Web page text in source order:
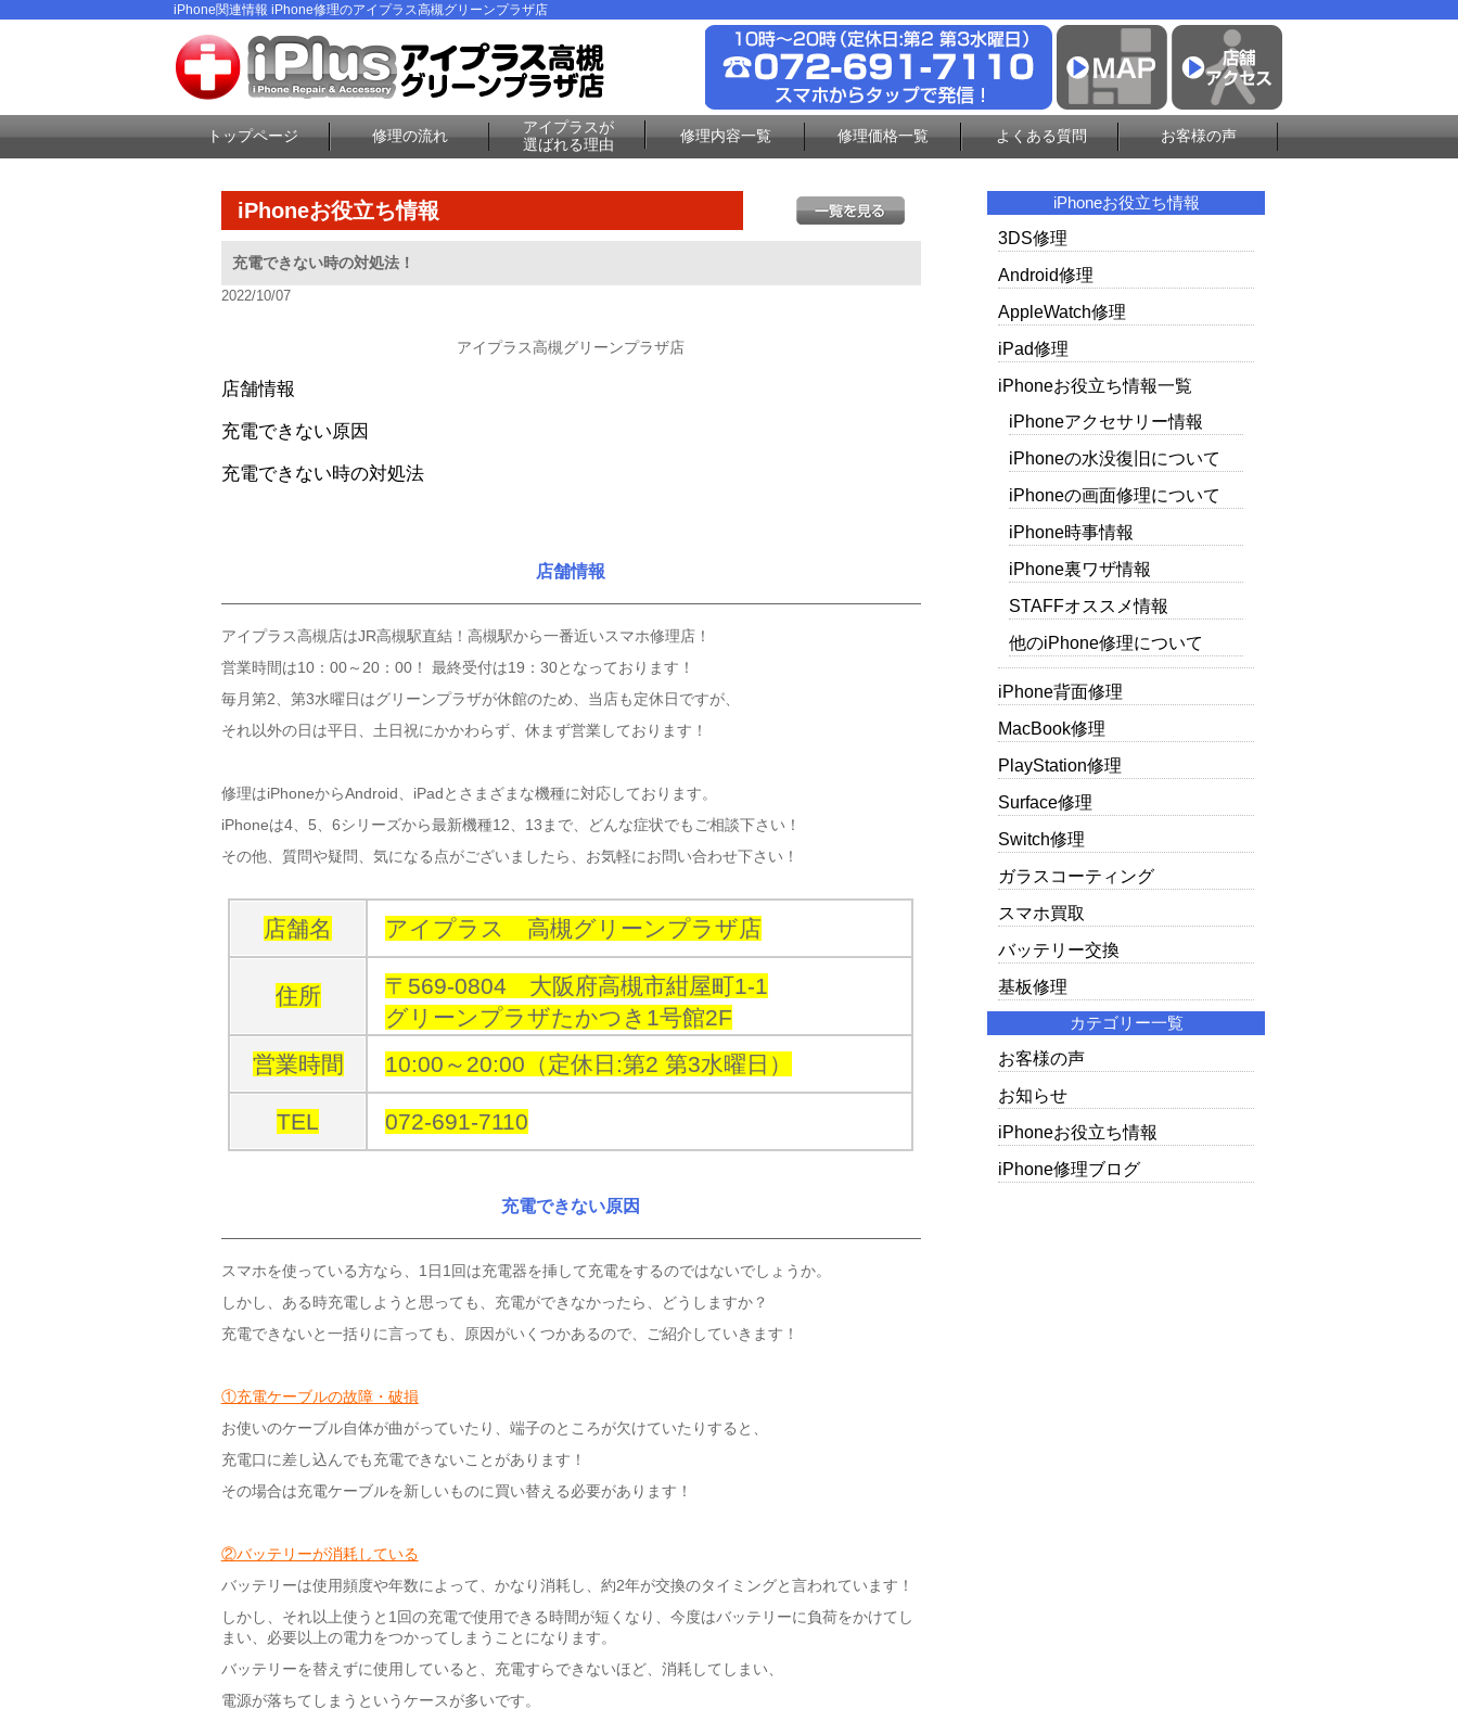
iPhone関連情報 iPhone修理のアイプラス高槻グリーンプラザ店
トップページ 修理の流れ
アイプラスが
選ばれる理由
修理内容一覧 修理価格一覧 よくある質問 お客様の声
iPhoneお役立ち情報
充電できない時の対処法！
2022/10/07
アイプラス高槻グリーンプラザ店
店舗情報
充電できない原因
充電できない時の対処法
店舗情報
アイプラス高槻店はJR高槻駅直結！高槻駅から一番近いスマホ修理店！
営業時間は10：00～20：00！ 最終受付は19：30となっております！
毎月第2、第3水曜日はグリーンプラザが休館のため、当店も定休日ですが、
それ以外の日は平日、土日祝にかかわらず、休まず営業しております！
修理はiPhoneからAndroid、iPadとさまざまな機種に対応しております。
iPhoneは4、5、6シリーズから最新機種12、13まで、どんな症状でもご相談下さい！
その他、質問や疑問、気になる点がございましたら、お気軽にお問い合わせ下さい！
店舗名 アイプラス 高槻グリーンプラザ店
住所
〒569-0804 大阪府高槻市紺屋町1-1
グリーンプラザたかつき1号館2F
営業時間
10:00～20:00（定休日:第2 第3水曜日）
TEL 072-691-7110
充電できない原因
スマホを使っている方なら、1日1回は充電器を挿して充電をするのではないでしょうか。
しかし、ある時充電しようと思っても、充電ができなかったら、どうしますか？
充電できないと一括りに言っても、原因がいくつかあるので、ご紹介していきます！
①充電ケーブルの故障・破損
お使いのケーブル自体が曲がっていたり、端子のところが欠けていたりすると、
充電口に差し込んでも充電できないことがあります！
その場合は充電ケーブルを新しいものに買い替える必要があります！
②バッテリーが消耗している
バッテリーは使用頻度や年数によって、かなり消耗し、約2年が交換のタイミングと言われています！
しかし、それ以上使うと1回の充電で使用できる時間が短くなり、今度はバッテリーに負荷をかけてし
まい、必要以上の電力をつかってしまうことになります。
バッテリーを替えずに使用していると、充電すらできないほど、消耗してしまい、
電源が落ちてしまうというケースが多いです。
iPhoneお役立ち情報
3DS修理
Android修理
AppleWatch修理
iPad修理
iPhoneお役立ち情報一覧
iPhoneアクセサリー情報
iPhoneの水没復旧について
iPhoneの画面修理について
iPhone時事情報
iPhone裏ワザ情報
STAFFオススメ情報
他のiPhone修理について
iPhone背面修理
MacBook修理
PlayStation修理
Surface修理
Switch修理
ガラスコーティング
スマホ買取
バッテリー交換
基板修理
カテゴリー一覧
お客様の声
お知らせ
iPhoneお役立ち情報
iPhone修理ブログ